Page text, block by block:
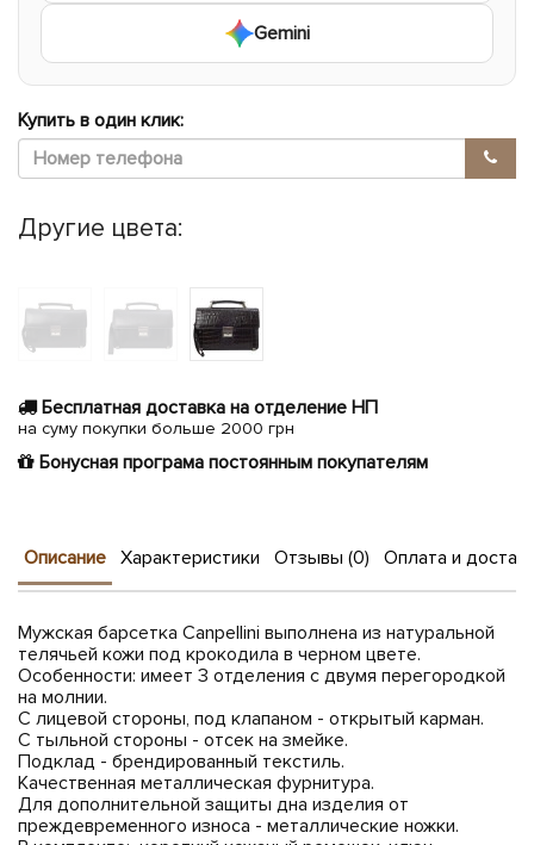
Gemini
Купить в один клик:
Другие цвета:
Бесплатная доставка на отделение НП
на суму покупки больше 2000 грн
Бонусная програма постоянным покупателям
Описание Характеристики Отзывы (0) Оплата и
Мужская барсетка Canpellini выполнена из натуральной
телячьей кожи под крокодила в черном цвете.
Особенности: имеет 3 отделения с двумя перегородкой
на молнии.
С лицевой стороны, под клапаном - открытый карман.
С тыльной стороны - отсек на змейке.
Подклад - брендированный текстиль.
Качественная металлическая фурнитура.
Для дополнительной защиты дна изделия от
преждевременного износа - металлические ножки.